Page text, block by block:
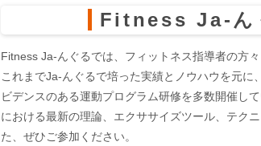
Fitness Ja-ん
Fitness Ja-んぐるでは、フィットネス指導者の方
これまでJa-んぐるで培った実績とノウハウを元
ビデンスのある運動プログラム研修を多数開催し
における最新の理論、エクササイズツール、テク
た、ぜひご参加ください。